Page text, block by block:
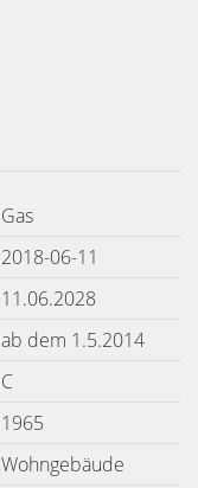
Gas
2018-06-11
11.06.2028
ab dem 1.5.2014
C
1965
Wohngebäude